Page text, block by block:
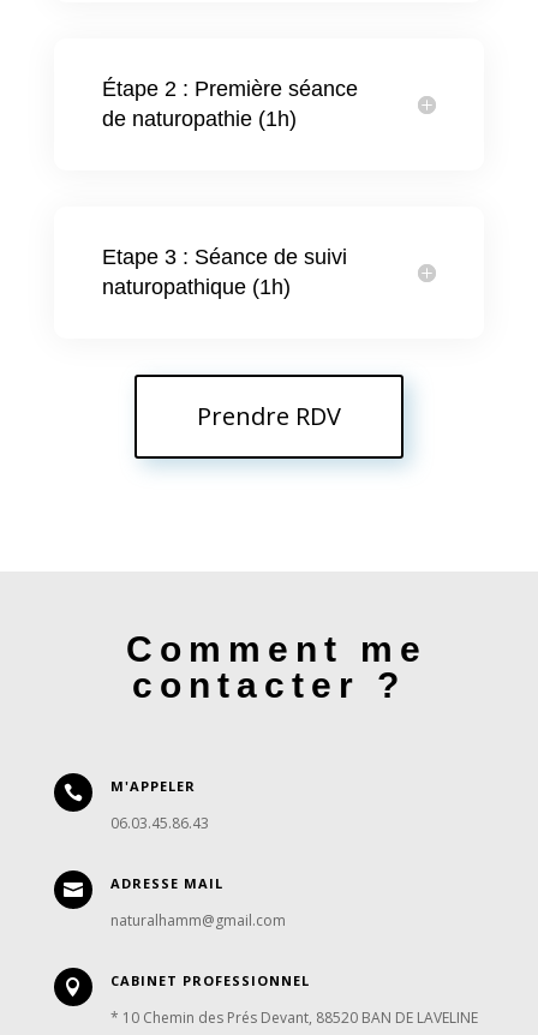
Étape 2 : Première séance
de naturopathie (1h)
Etape 3 : Séance de suivi
naturopathique (1h)
Prendre RDV
Comment me
contacter ?
 M'APPELER
06.03.45.86.43
 ADRESSE MAIL
naturalhamm@gmail.com
 CABINET PROFESSIONNEL
* 10 Chemin des Prés Devant, 88520 BAN DE LAVELINE